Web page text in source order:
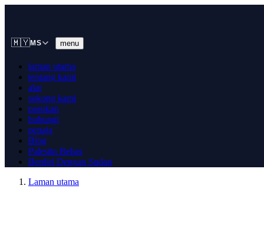
🇲🇾MS menu
laman utama
tentang kami
alat
sokong kami
pasukan
hubungi
penaja
Blog
Palestin Bebas
Berdiri Dengan Sudan
Laman utama